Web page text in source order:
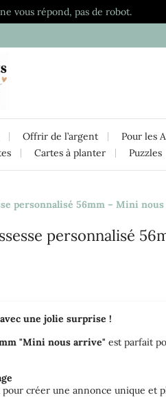
vous répond, pas de robot.
Offrir de l’argent Pour les
Cartes à planter Puzzles
personnalisé 56mm – Mini
personnalisé
une jolie surprise !
"Mini nous arrive" est parfait
créer une annonce unique et